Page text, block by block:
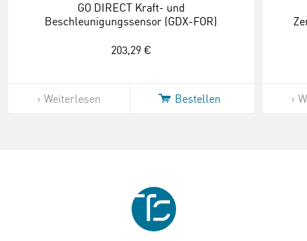
GO DIRECT Kraft- und
Beschleunigungssensor (GDX-FOR)
203,29 €
Weiterlesen Bestellen